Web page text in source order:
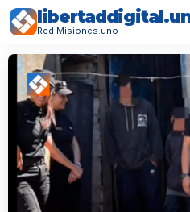
Red Misiones.uno